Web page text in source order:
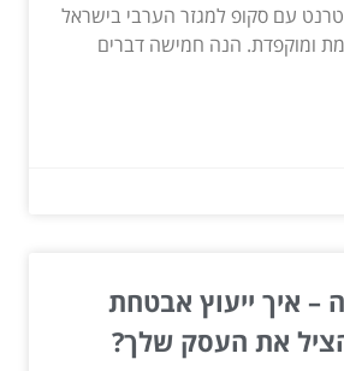
עם סקופ למגזר הערבי בישראל
ומוקפדת. הנה חמישה דברים
– איך ייעוץ אבטחת
את העסק שלך?